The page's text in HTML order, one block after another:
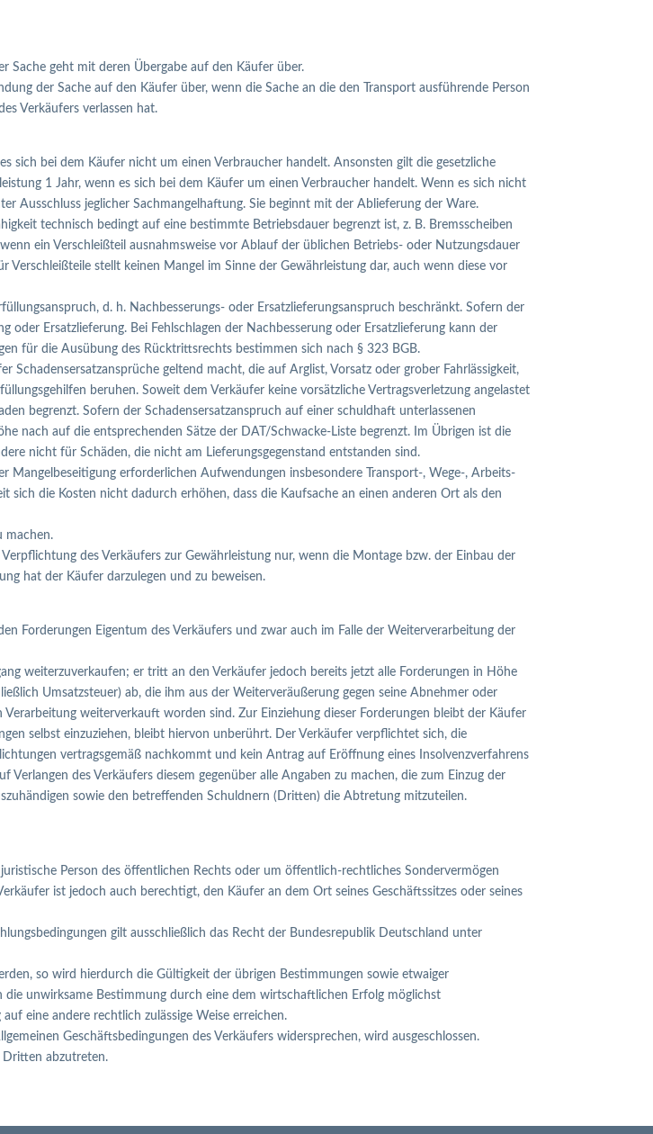
Sache geht mit deren Übergabe auf den Käufer über.
der Sache auf den Käufer über, wenn die Sache an die den Transport ausführende Person
Verkäufers verlassen hat.
sich bei dem Käufer nicht um einen Verbraucher handelt. Ansonsten gilt die gesetzliche
1 Jahr, wenn es sich bei dem Käufer um einen Verbraucher handelt. Wenn es sich nicht
Ausschluss jeglicher Sachmangelhaftung. Sie beginnt mit der Ablieferung der Ware.
technisch bedingt auf eine bestimmte Betriebsdauer begrenzt ist, z. B. Bremsscheiben
ein Verschleißteil ausnahmsweise vor Ablauf der üblichen Betriebs- oder Nutzungsdauer
stellt keinen Mangel im Sinne der Gewährleistung dar, auch wenn diese vor
d. h. Nachbesserungs- oder Ersatzlieferungsanspruch beschränkt. Sofern der
Ersatzlieferung. Bei Fehlschlagen der Nachbesserung oder Ersatzlieferung kann der
für die Ausübung des Rücktrittsrechts bestimmen sich nach § 323 BGB.
geltend macht, die auf Arglist, Vorsatz oder grober Fahrlässigkeit,
beruhen. Soweit dem Verkäufer keine vorsätzliche Vertragsverletzung angelastet
begrenzt. Sofern der Schadensersatzanspruch auf einer schuldhaft unterlassenen
nach auf die entsprechenden Sätze der DAT/Schwacke-Liste begrenzt. Im Übrigen ist die
nicht für Schäden, die nicht am Lieferungsgegenstand entstanden sind.
Mangelbeseitigung erforderlichen Aufwendungen insbesondere Transport-, Wege-, Arbeits-
die Kosten nicht dadurch erhöhen, dass die Kaufsache an einen anderen Ort als den
machen.
des Verkäufers zur Gewährleistung nur, wenn die Montage bzw. der Einbau der
hat der Käufer darzulegen und zu beweisen.
Forderungen Eigentum des Verkäufers und zwar auch im Falle der Weiterverarbeitung der
weiterzuverkaufen; er tritt an den Verkäufer jedoch bereits jetzt alle Forderungen in Höhe
Umsatzsteuer) ab, die ihm aus der Weiterveräußerung gegen seine Abnehmer oder
weiterverkauft worden sind. Zur Einziehung dieser Forderungen bleibt der Käufer
selbst einzuziehen, bleibt hiervon unberührt. Der Verkäufer verpflichtet sich, die
vertragsgemäß nachkommt und kein Antrag auf Eröffnung eines Insolvenzverfahrens
des Verkäufers diesem gegenüber alle Angaben zu machen, die zum Einzug der
sowie den betreffenden Schuldnern (Dritten) die Abtretung mitzuteilen.
Person des öffentlichen Rechts oder um öffentlich-rechtliches Sondervermögen
ist jedoch auch berechtigt, den Käufer an dem Ort seines Geschäftssitzes oder seines
gilt ausschließlich das Recht der Bundesrepublik Deutschland unter
so wird hierdurch die Gültigkeit der übrigen Bestimmungen sowie etwaiger
unwirksame Bestimmung durch eine dem wirtschaftlichen Erfolg möglichst
eine andere rechtlich zulässige Weise erreichen.
Geschäftsbedingungen des Verkäufers widersprechen, wird ausgeschlossen.
Dritten abzutreten.